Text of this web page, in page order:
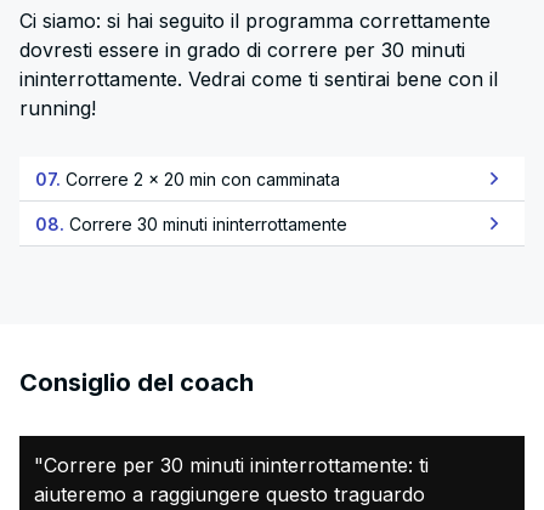
Ci siamo: si hai seguito il programma correttamente
dovresti essere in grado di correre per 30 minuti
ininterrottamente. Vedrai come ti sentirai bene con il
running!
07. Correre 2 x 20 min con camminata
08. Correre 30 minuti ininterrottamente
Consiglio del coach
"Correre per 30 minuti ininterrottamente: ti
aiuteremo a raggiungere questo traguardo